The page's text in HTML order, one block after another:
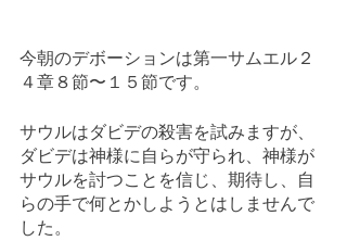
今朝のデボーションは第一サムエル２
４章８節〜１５節です。
サウルはダビデの殺害を試みますが、
ダビデは神様に自らが守られ、神様が
サウルを討つことを信じ、期待し、自
らの手で何とかしようとはしませんで
した。